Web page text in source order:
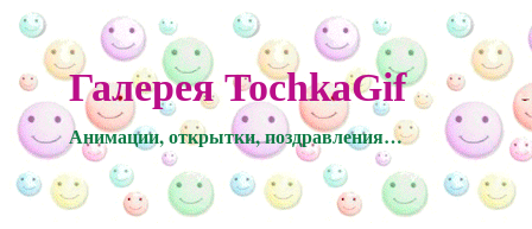
Галерея TochkaGif
Анимации, открытки, поздравления…